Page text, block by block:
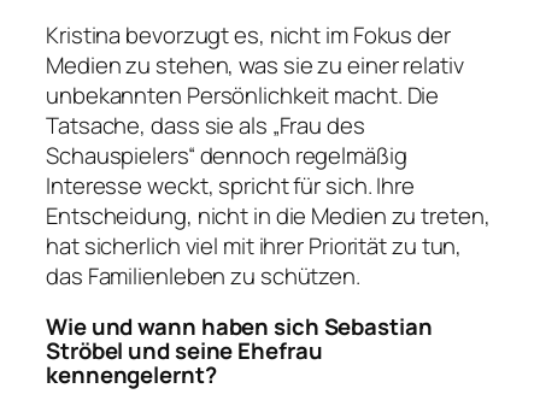
Kristina bevorzugt es, nicht im Fokus der
Medien zu stehen, was sie zu einer relativ
unbekannten Persönlichkeit macht. Die
Tatsache, dass sie als „Frau des
Schauspielers“ dennoch regelmäßig
Interesse weckt, spricht für sich. Ihre
Entscheidung, nicht in die Medien zu treten,
hat sicherlich viel mit ihrer Priorität zu tun,
das Familienleben zu schützen.
Wie und wann haben sich Sebastian
Ströbel und seine Ehefrau
kennengelernt?